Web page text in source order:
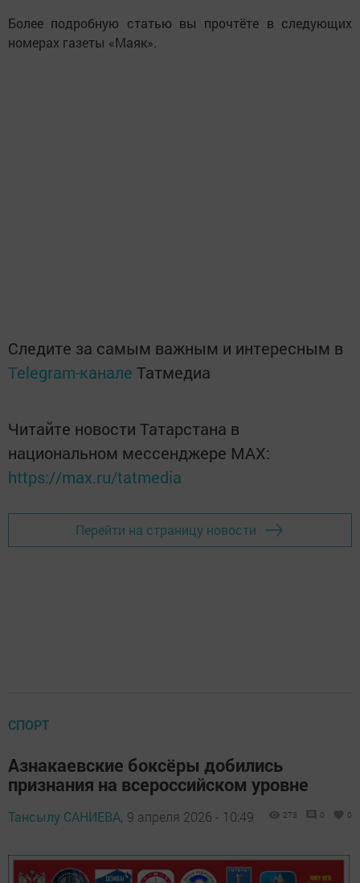
Более подробную статью вы прочтёте в следующих
номерах газеты «Маяк».
Следите за самым важным и интересным в
Telegram-канале Татмедиа
Читайте новости Татарстана в
национальном мессенджере MАХ:
https://max.ru/tatmedia
Перейти на страницу новости
СПОРТ
Азнакаевские боксёры добились
признания на всероссийском уровне
Тансылу САНИЕВА, 9 апреля 2026 - 10:49 273 0 0